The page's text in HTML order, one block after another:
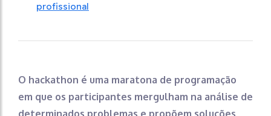
profissional
O hackathon é uma maratona de programação
em que os participantes mergulham na análise de